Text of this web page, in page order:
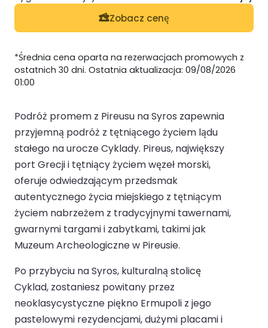
Zobacz cenę
*Średnia cena oparta na rezerwacjach promowych z
ostatnich 30 dni. Ostatnia aktualizacja: 09/08/2026
01:00
Podróż promem z Pireusu na Syros zapewnia
przyjemną podróż z tętniącego życiem lądu
stałego na urocze Cyklady. Pireus, największy
port Grecji i tętniący życiem węzeł morski,
oferuje odwiedzającym przedsmak
autentycznego życia miejskiego z tętniącym
życiem nabrzeżem z tradycyjnymi tawernami,
gwarnymi targami i zabytkami, takimi jak
Muzeum Archeologiczne w Pireusie.
Po przybyciu na Syros, kulturalną stolicę
Cyklad, zostaniesz powitany przez
neoklasycystyczne piękno Ermupoli z jego
pastelowymi rezydencjami, dużymi placami i